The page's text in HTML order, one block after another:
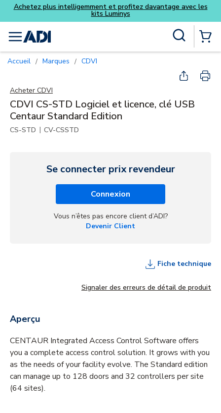
Skip to main content
Achetez plus intelligemment et profitez davantage avec les
kits Luminys
menu
Accueil / Marques / CDVI
Acheter CDVI
CDVI CS-STD Logiciel et licence, clé USB
Centaur Standard Edition
CS-STD | CV-CSSTD
Se connecter prix revendeur
Connexion
Vous n’êtes pas encore client d’ADI?
Devenir Client
Fiche technique
Signaler des erreurs de détail de produit
Aperçu
CENTAUR Integrated Access Control Software offers
you a complete access control solution. It grows with you
as the needs of your facility evolve. The Standard edition
can manage up to 128 doors and 32 controllers per site
(64 sites).